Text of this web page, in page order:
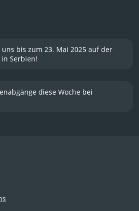
uns bis zum 23. Mai 2025 auf der
Serbien!
diese Woche bei